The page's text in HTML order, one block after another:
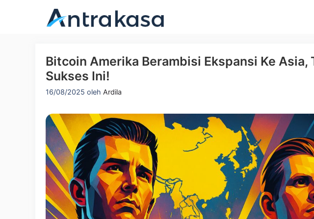
Bitcoin Amerika Berambisi Ekspansi Ke Asia,
Sukses Ini!
16/08/2025 oleh Ardila